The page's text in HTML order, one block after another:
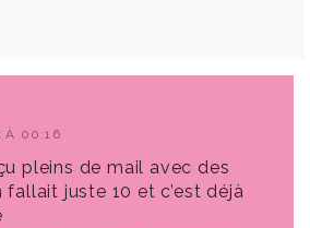
À 00:16
pleins de mail avec des
fallait juste 10 et c’est déjà